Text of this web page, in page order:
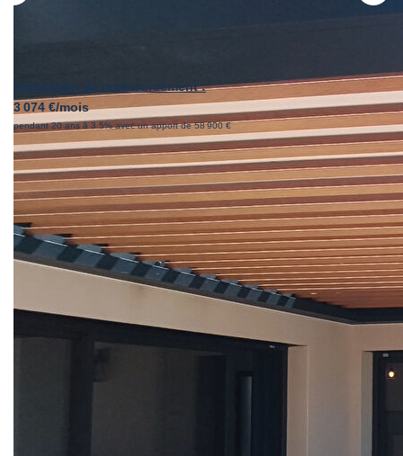
Simulation de remboursement :
3 074 €/mois
pendant 20 ans à 3.5% avec un apport de 58 900 €
Description
Réf : S238
BEAULIEU - Un véritable coup de coeur !
Dans un environnement résidentiel privilégié, découvrez
cette superbe villa de 2018 offrant une pièce de vie de plus
de 60 m², 3 chambres, un garage, une piscine, et des
Organisée autour d'une élégante terrasse avec pergola